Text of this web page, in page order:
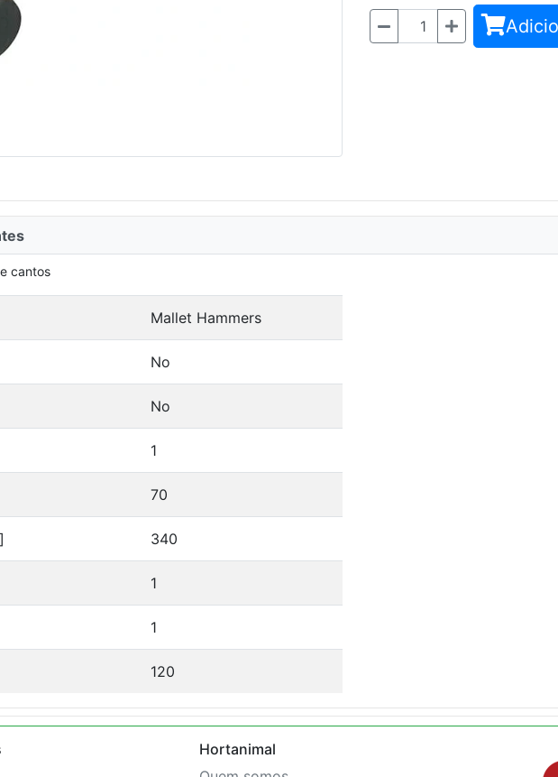
Quantidade
cantos
Mallet Hammers
No
No
1
70
340
1
1
120
Hortanimal